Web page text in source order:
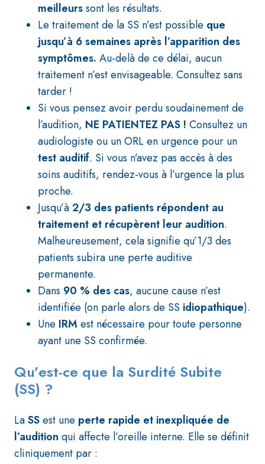
meilleurssont les résultats.
Le traitement de la SS n’est possible que
jusqu’à 6 semaines après l’apparition des
symptômes. Au-delà de ce délai, aucun
traitement n’est envisageable. Consultez sans
tarder !
Si vous pensez avoir perdu soudainement de
l’audition, NE PATIENTEZ PAS ! Consultez un
audiologiste ou un ORL en urgence pour un
test auditif. Si vous n’avez pas accès à des
soins auditifs, rendez-vous à l’urgence la plus
proche.
Jusqu’à2/3 des patients répondent au
traitement et récupèrent leur audition.
Malheureusement, cela signifie qu’1/3 des
patients subira une perte auditive
permanente.
Dans 90 % des cas, aucune cause n’est
identifiée (on parle alors de SS idiopathique).
Une IRM est nécessaire pour toute personne
ayant une SSconfirmée.
Qu’est-ce que la Surdité Subite
(SS) ?
LaSSest une perte rapide et inexpliquée de
l’audition qui affecte l’oreille interne. Elle se définit
cliniquement par :